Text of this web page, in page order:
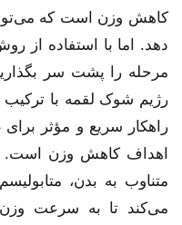
کاهش وزن است که
دهد. اما با استفاده از
مرحله را پشت سر
رژیم شوک لقمه با
راهکار سریع و مؤثر
اهداف کاهش وزن است.
متناوب به بدن،
می‌کند تا به سرعت وزن